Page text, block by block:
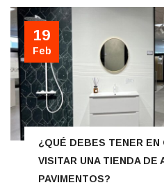
19
Feb
¿QUÉ DEBES TENER EN
VISITAR UNA TIENDA DE
PAVIMENTOS?